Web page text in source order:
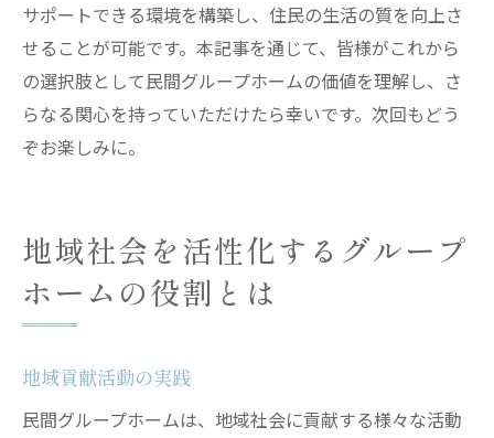
サポートできる環境を構築し、住民の生活の質を向上さ
せることが可能です。本記事を通じて、皆様がこれから
の選択肢として民間グループホームの価値を理解し、さ
らなる関心を持っていただけたら幸いです。次回もどう
ぞお楽しみに。
地域社会を活性化するグループ
ホームの役割とは
地域貢献活動の実践
民間グループホームは、地域社会に貢献する様々な活動